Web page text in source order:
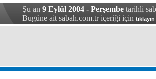
Şu an 9 Eylül 2004 - Perşembe tarihli
Bugüne ait sabah.com.tr içeriği için